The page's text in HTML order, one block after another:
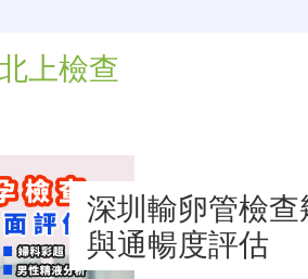
上檢查
深圳輸卵管檢
與通暢度評估